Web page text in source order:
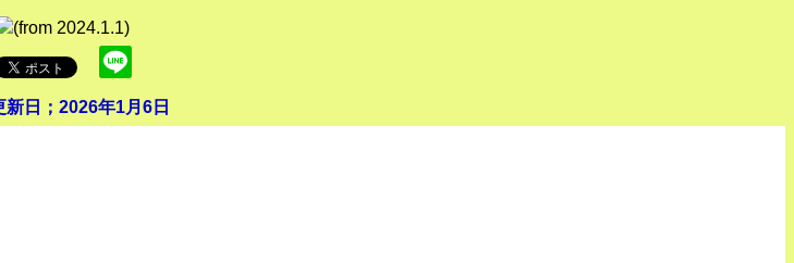
(from 2024.1.1)
日； 2026年1月6日